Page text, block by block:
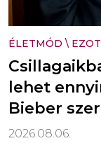
ÉLETMÓD \
lehet
Bieber
2026.08.06.